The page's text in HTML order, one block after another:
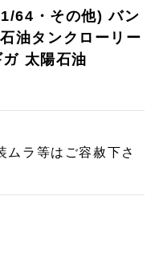
64・その他) バン
油タンクローリー
太陽石油
ムラ等はご容赦下さ